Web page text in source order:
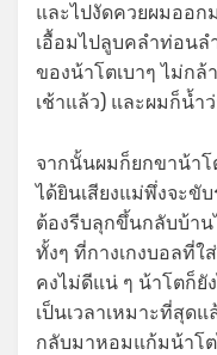
และไปงัดควยผมออก
เอื้อมไปลูบคลำท่อน
ของน้าโตเบาๆ ไม่กล้
เช้าแล้ว) และผมก็น้ำ
จากนั้นผมก็ยกขาน้าโ
ได้ยินเสียงแม่พึ่งจะขั
ต้องรีบลุกขึ้นกลับบ้าน
ทั้งๆ ที่กางเกงบอลที่ใ
คงไม่ดีแน่ ๆ น้าโตก็ยั
เป็นเวลาเหมาะที่สุด
กลับมาหอมแก้มน้าโ